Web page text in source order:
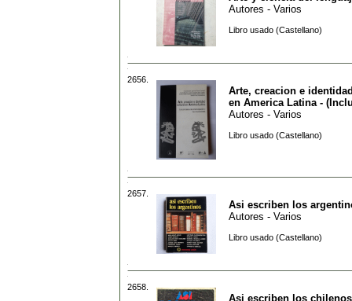
Autores - Varios
Libro usado (Castellano)
2656.
Arte, creacion e
en America Latina -
Autores - Varios
Libro usado (Castellano)
2657.
Asi escriben los
Autores - Varios
Libro usado (Castellano)
2658.
Asi escriben los chilenos